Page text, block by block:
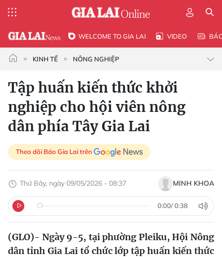
WELCOME TO GIA LAI VIDEO
KINH TẾ NÔNG NGHIỆP
Tập huấn kiến thức khởi
nghiệp cho hội viên nông
dân phía Tây Gia Lai
Theo dõi Báo Gia Lai trên
Thứ Bảy, ngày 09/05/2026 - 08:37 MINH KHOA
0:00/0:38
(GLO)- Ngày 9-5, tại phường Pleiku, Hội Nông
dân tỉnh Gia Lai tổ chức lớp tập huấn kiến thức